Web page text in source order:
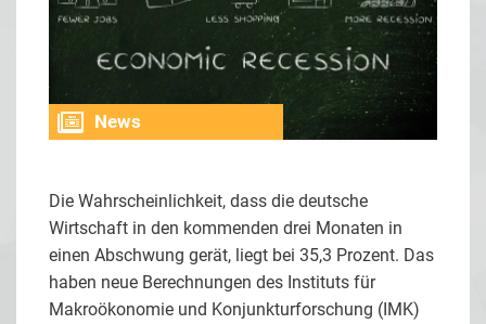
News
Die Wahrscheinlichkeit, dass die deutsche
Wirtschaft in den kommenden drei Monaten in
einen Abschwung gerät, liegt bei 35,3 Prozent. Das
haben neue Berechnungen des Instituts für
Makroökonomie und Konjunkturforschung (IMK)